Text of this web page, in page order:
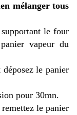
mélanger tous
le four
vapeur du
le panier
pour 30mn.
le panier